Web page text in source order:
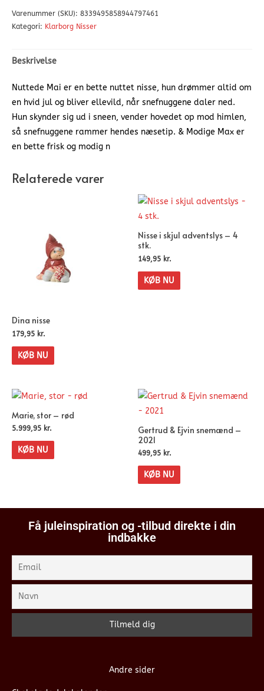
Varenummer (SKU): 8339495858944797461
Kategori: Klarborg Nisser
Beskrivelse
Nuttede Mai er en bette nuttet nisse, hun drømmer altid om
en hvid jul og bliver ellevild, når snefnuggene daler ned.
Hun skynder sig ud i sneen, vender hovedet op mod himlen,
så snefnuggene rammer hendes næsetip. & Modige Max er
en bette frisk og modig n
Relaterede varer
Dina nisse
179,95 kr.
KØB NU
Nisse i skjul adventslys – 4
stk.
149,95 kr.
KØB NU
Marie, stor – rød
5.999,95 kr.
KØB NU
Gertrud & Ejvin snemænd –
2021
499,95 kr.
KØB NU
Få juleinspiration og -tilbud direkte i din
indbakke
Andre sider